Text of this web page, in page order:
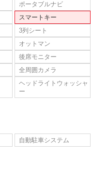
ポータブルナビ
スマートキー
3列シート
オットマン
後席モニター
全周囲カメラ
ヘッドライトウォッシャ
ー
自動駐車システム